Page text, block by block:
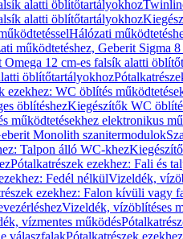
alatti öblítőtartályokhoz
alatti öblítőtartályokhoz
Hálózati
működtetéshez, Geberit Sigma
12 cm-es falsík alatti
öblítőtartályokhoz
ezekhez: WC öblítés
öblítéshezKiegészítők WC
működtetésekhez elektronikus
Monolith szanitermodulok
Talpon álló WC-khez
Pótalkatrészek ezekhez: Fali és
Fedél nélkülVizeldék,
ezekhez: Falon kívüli vagy
Vizeldék, vízöblítéses
vízmentes működés
válaszfalakPótalkatrészek